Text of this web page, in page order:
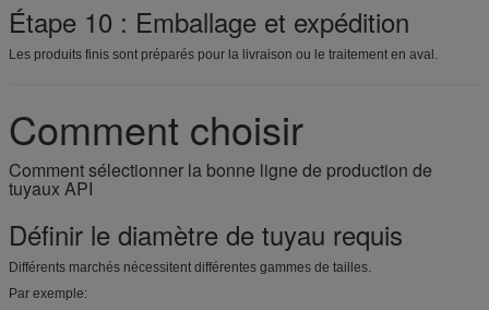
Étape 10 : Emballage et expédition
Les produits finis sont préparés pour la livraison ou le traitement en aval.
Comment choisir
Comment sélectionner la bonne ligne de production de
tuyaux API
Définir le diamètre de tuyau requis
Différents marchés nécessitent différentes gammes de tailles.
Par exemple: